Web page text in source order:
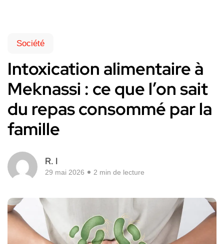
Société
Intoxication alimentaire à
Meknassi : ce que l’on sait
du repas consommé par la
famille
R. I
29 mai 2026 2 min de lecture